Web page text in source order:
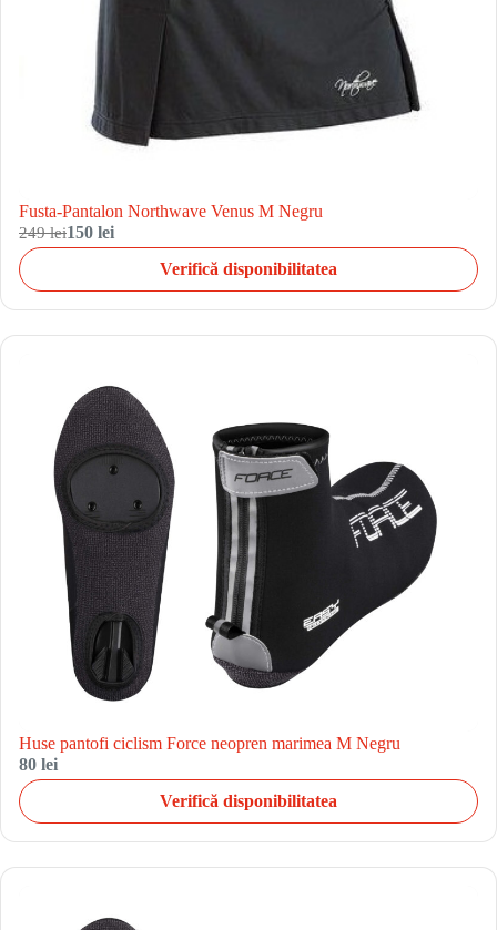
Fusta-Pantalon Northwave Venus M Negru
249 lei150 lei
Verifică disponibilitatea
Huse pantofi ciclism Force neopren marimea M Negru
80 lei
Verifică disponibilitatea